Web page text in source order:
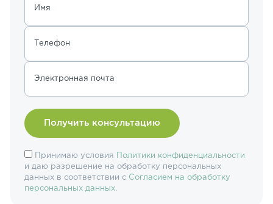
Имя
Телефон
Электронная почта
Принимаю условия
Политики конфиденциальности
и даю разрешение на обработку персональных
данных в соответствии с Согласием на обработку
персональных данных.